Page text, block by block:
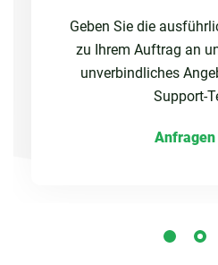
Geben Sie die
zu Ihrem Auftrag an
unverbindliches
Support-
Anfragen